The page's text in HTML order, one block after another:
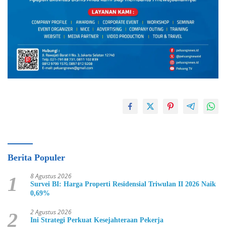
Berita Populer
1 8 Agustus 2026
Survei BI: Harga Properti Residensial Triwulan II 2026 Naik
0,69%
2 2 Agustus 2026
Ini Strategi Perkuat Kesejahteraan Pekerja